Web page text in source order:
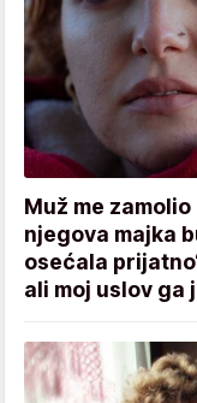
Muž me
njegova majka
osećala
ali moj uslov ga